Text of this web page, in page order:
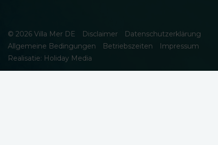
© 2026 Villa Mer DE Disclaimer
Datenschutzerklärung
Allgemeine Bedingungen
Betriebszeiten
Impressum
Realisatie: Holiday Media